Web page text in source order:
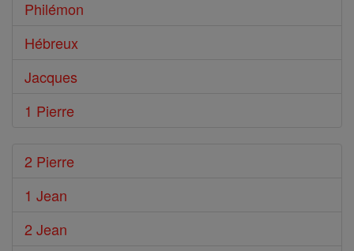
Philémon
Hébreux
Jacques
1 Pierre
2 Pierre
1 Jean
2 Jean